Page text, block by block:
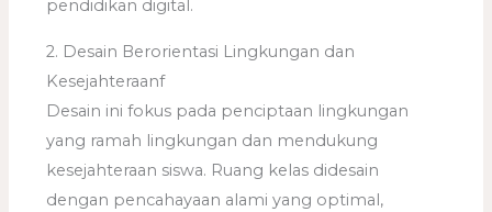
pendidikan digital.
2. Desain Berorientasi Lingkungan dan
Kesejahteraanf
Desain ini fokus pada penciptaan lingkungan
yang ramah lingkungan dan mendukung
kesejahteraan siswa. Ruang kelas didesain
dengan pencahayaan alami yang optimal,